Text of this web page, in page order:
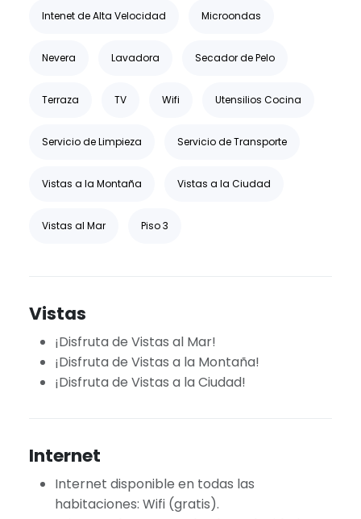
Intenet de Alta Velocidad Microondas
Nevera Lavadora Secador de Pelo
Terraza TV Wifi Utensilios Cocina
Servicio de Limpieza Servicio de Transporte
Vistas a la Montaña Vistas a la Ciudad
Vistas al Mar Piso 3
Vistas
¡Disfruta de Vistas al Mar!
¡Disfruta de Vistas a la Montaña!
¡Disfruta de Vistas a la Ciudad!
Internet
Internet disponible en todas las
habitaciones: Wifi (gratis).